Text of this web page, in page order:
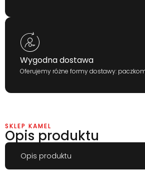
Wygodna dostawa
Oferujemy różne formy dostawy:
SKLEP KAMEL
Opis produktu
Opis produktu